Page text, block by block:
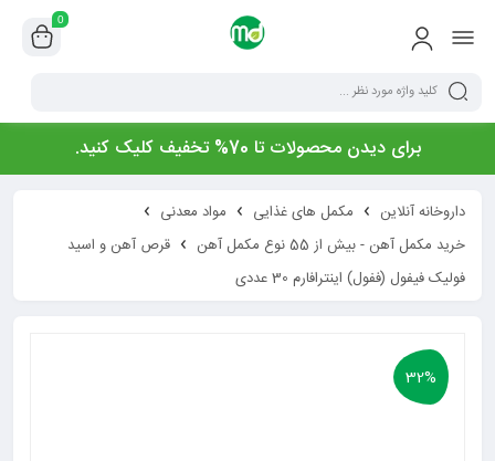
0
برای دیدن محصولات تا 70% تخفیف کلیک کنید.
داروخانه آنلاین مکمل های غذایی
مواد معدنی
خرید مکمل آهن - بیش از 55 نوع مکمل آهن
قرص آهن و اسید
فولیک فیفول (ففول) اینترافارم 30 عددی
32%